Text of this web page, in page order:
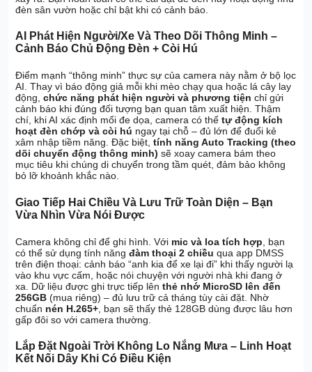
đèn sân vườn hoặc chỉ bật khi có cảnh báo.
AI Phát Hiện Người/Xe Và Theo Dõi Thông Minh –
Cảnh Báo Chủ Động Đèn + Còi Hú
Điểm mạnh “thông minh” thực sự của camera này nằm ở bộ lọc
AI. Thay vì báo động giả mỗi khi mèo chạy qua hoặc lá cây lay
động,chức năng phát hiện người và phương tiện chỉ gửi
cảnh báo khi đúng đối tượng bạn quan tâm xuất hiện. Thậm
chí, khi AI xác định mối đe dọa, camera có thểtự động kích
hoạt đèn chớp và còi hú ngay tại chỗ – đủ lớn để đuổi kẻ
xâm nhập tiềm năng. Đặc biệt,tính năng Auto Tracking (theo
dõi chuyển động thông minh) sẽ xoay camera bám theo
mục tiêu khi chúng di chuyển trong tầm quét, đảm bảo không
bỏ lỡ khoảnh khắc nào.
Giao Tiếp Hai Chiều Và Lưu Trữ Toàn Diện – Bạn
Vừa Nhìn Vừa Nói Được
Camera không chỉ để ghi hình. Với mic và loa tích hợp , bạn
có thể sử dụng tính năngđàm thoại 2 chiều qua app DMSS
trên điện thoại: cảnh báo “anh kia để xe lại đi” khi thấy người lạ
vào khu vực cấm, hoặc nói chuyện với người nhà khi đang ở
xa. Dữ liệu được ghi trực tiếp lênthẻ nhớ MicroSD lên đến
256GB (mua riêng) – đủ lưu trữ cả tháng tùy cài đặt. Nhờ
chuẩn nén H.265+ , bạn sẽ thấy thẻ 128GB dùng được lâu hơn
gấp đôi so với camera thường.
Lắp Đặt Ngoài Trời Không Lo Nắng Mưa – Linh Hoạt
Kết Nối Dây Khi Có Điều Kiện